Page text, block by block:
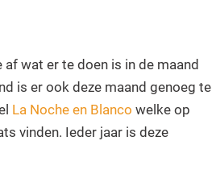
af wat er te doen is in de maand
is er ook deze maand genoeg te
La Noche en Blanco welke op
vinden. Ieder jaar is deze